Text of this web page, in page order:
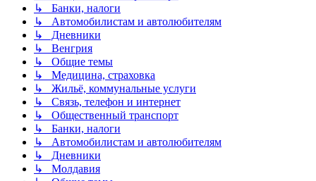
↳ Банки, налоги
↳ Автомобилистам и автолюбителям
↳ Дневники
↳ Венгрия
↳ Общие темы
↳ Медицина, страховка
↳ Жильё, коммунальные услуги
↳ Связь, телефон и интернет
↳ Общественный транспорт
↳ Банки, налоги
↳ Автомобилистам и автолюбителям
↳ Дневники
↳ Молдавия